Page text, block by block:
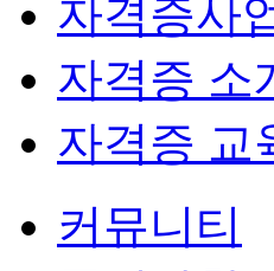
자격증사
자격증 소
자격증 교
커뮤니티